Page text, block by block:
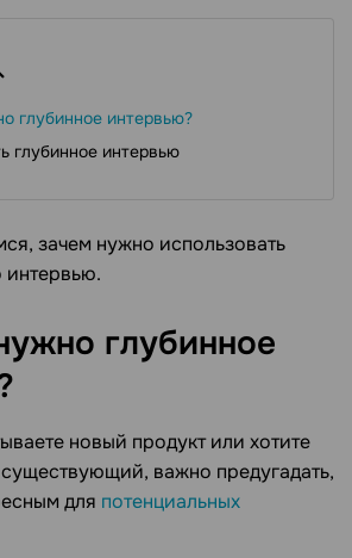
глубинное интервью?
глубинное интервью
зачем нужно использовать
интервью.
глубинное
новый продукт или хотите
важно предугадать,
для потенциальных